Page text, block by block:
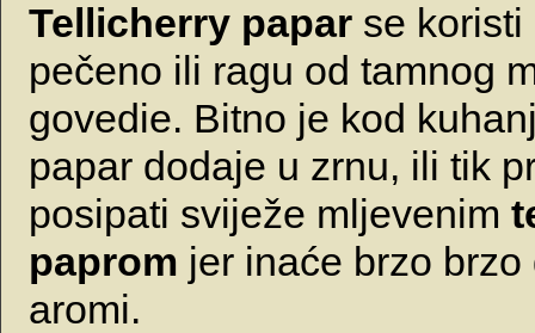
Tellicherry papar se
pečeno ili ragu od tamnog
govedie. Bitno je kod
papar dodaje u zrnu, ili tik
posipati sviježe mljevenim
paprom jer inaće brzo brzo
aromi.